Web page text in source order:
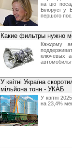
на цю
Білорусі у
першого
Какие фильтры нужно
Каждому
ключевых
У квітні Україна
мільйона тонн - УКАБ
У квітні
на 23,4%